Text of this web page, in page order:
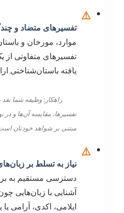
⚠️
تفسیرهای متضاد و
موارد، مورخان و
تفسیرهای متفاوتی از
یافته باستان‌شناختی
راهکار: وظیفه شما
تفسیرها، مقایسه آن‌ها و در
مبتنی بر شواهد خودتان
⚠️
نیاز به تسلط بر
دسترسی مستقیم به
آشنایی با زبان‌هایی
ایلامی، اکدی، آرامی